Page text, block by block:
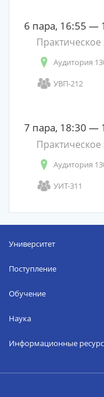
6 пара, 16:55 —
Практическое
Аудитория
УВП-212
7 пара, 18:30 —
Практическое
Аудитория
УИТ-311
Университет
Поступление
Обучение
Наука
Информационные